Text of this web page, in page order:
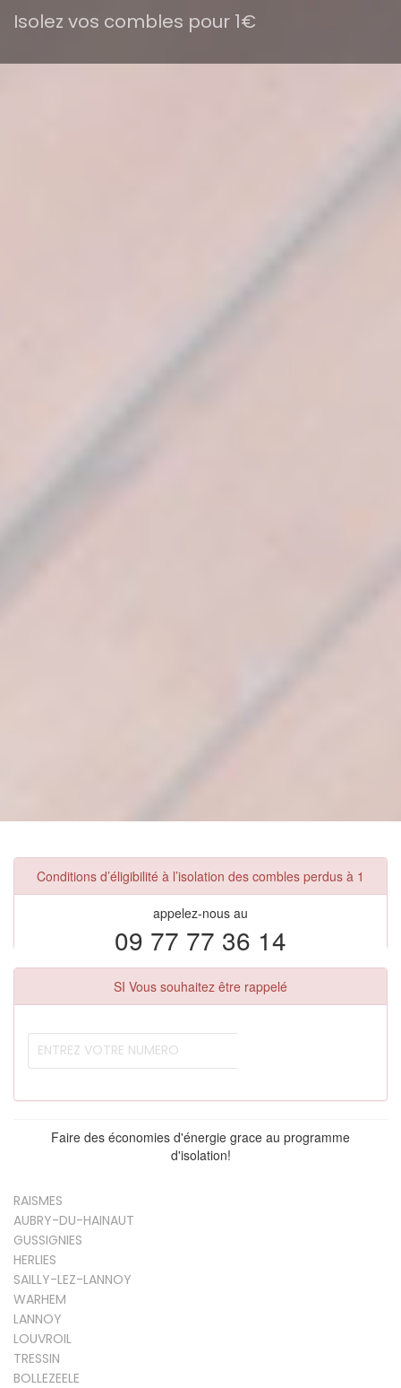
Isolez vos combles pour 1€
Conditions d’éligibilité à l’isolation des combles perdus à 1
appelez-nous au
09 77 77 36 14
SI Vous souhaitez être rappelé
Faire des économies d'énergie grace au programme
d'isolation!
RAISMES
AUBRY-DU-HAINAUT
GUSSIGNIES
HERLIES
SAILLY-LEZ-LANNOY
WARHEM
LANNOY
LOUVROIL
TRESSIN
BOLLEZEELE